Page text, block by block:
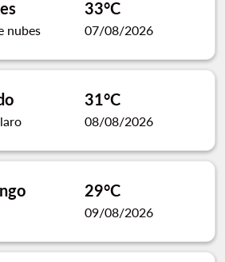
nubes
33°C
07/08/2026
31°C
08/08/2026
29°C
09/08/2026